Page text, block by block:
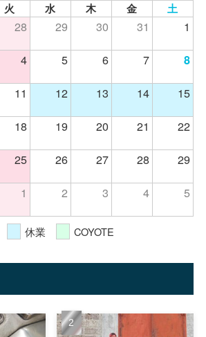
火 水 木 金 土
28 29 30 31
1
4 5 6 7 8
11 12 13 14
15
18 19 20 21
22
25 26 27 28
29
1 2 3 4 5
休業 COYOTE